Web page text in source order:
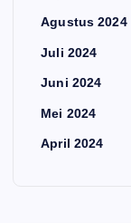
Agustus 2024
Juli 2024
Juni 2024
Mei 2024
April 2024